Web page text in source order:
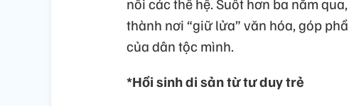
nối các thế hệ. Suốt hơn ba năm
thành nơi “giữ lửa” văn hóa, góp
của dân tộc mình.
*Hồi sinh di sản từ tư duy trẻ